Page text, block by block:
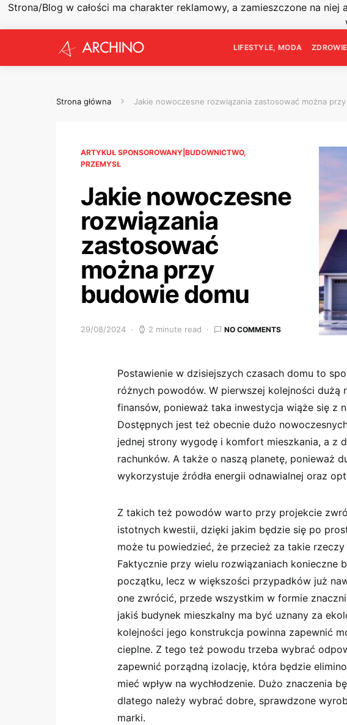
Strona/Blog w całości ma charakter reklamowy, a zamieszczone na
LIFESTYLE, MODA
Strona główna Jakie nowoczesne rozwiązania zastosować można
ARTYKUŁ SPONSOROWANY|BUDOWNICTWO,
PRZEMYSŁ
Jakie nowoczesne
rozwiązania
zastosować
można przy
budowie domu
29/08/2024 2 minute read NO COMMENTS
Postawienie w dzisiejszych czasach domu to
różnych powodów. W pierwszej kolejności
finansów, ponieważ taka inwestycja wiąże się z
Dostępnych jest też obecnie dużo
jednej strony wygodę i komfort mieszkania, a z
rachunków. A także o naszą planetę, ponieważ
wykorzystuje źródła energii odnawialnej oraz
Z takich też powodów warto przy projekcie
istotnych kwestii, dzięki jakim będzie się po
może tu powiedzieć, że przecież za takie rzeczy
Faktycznie przy wielu rozwiązaniach konieczne
początku, lecz w większości przypadków już
one zwrócić, przede wszystkim w formie
jakiś budynek mieszkalny ma być uznany za
kolejności jego konstrukcja powinna zapewnić
cieplne. Z tego też powodu trzeba wybrać
zapewnić porządną izolację, która będzie
mieć wpływ na wychłodzenie. Dużo znaczenia
dlatego należy wybrać dobre, sprawdzone
marki.